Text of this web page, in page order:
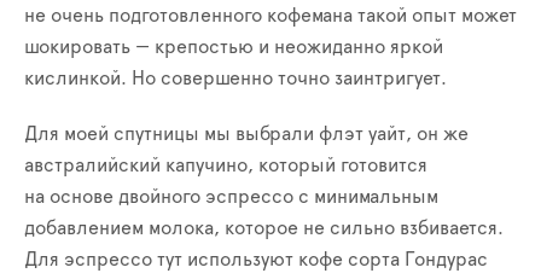
не очень подготовленного кофемана такой опыт может
шокировать — крепостью и неожиданно яркой
кислинкой. Но совершенно точно заинтригует.
Для моей спутницы мы выбрали флэт уайт, он же
австралийский капучино, который готовится
на основе двойного эспрессо с минимальным
добавлением молока, которое не сильно взбивается.
Для эспрессо тут используют кофе сорта Гондурас